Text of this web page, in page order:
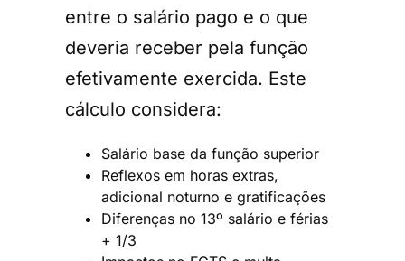
entre o salário pago e o que
deveria receber pela função
efetivamente exercida. Este
cálculo considera:
Salário base da função superior
Reflexos em horas extras,
adicional noturno e gratificações
Diferenças no 13º salário e férias
+ 1/3